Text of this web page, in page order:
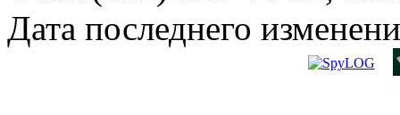
Дата последнего